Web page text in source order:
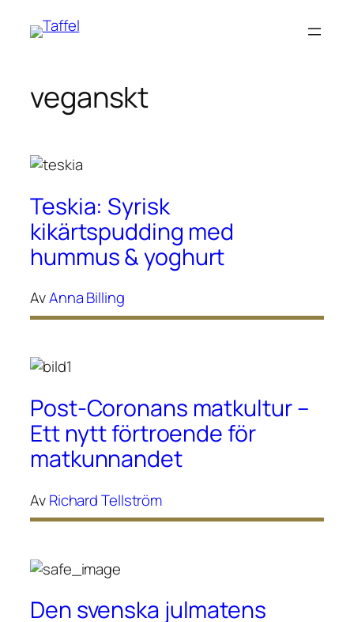
Hoppa
veganskt
Teskia: Syrisk
kikärtspudding med
hummus & yoghurt
AvAnna Billing
Post-Coronans matkultur –
Ett nytt förtroende för
matkunnandet
AvRichard Tellström
Den svenska julmatens